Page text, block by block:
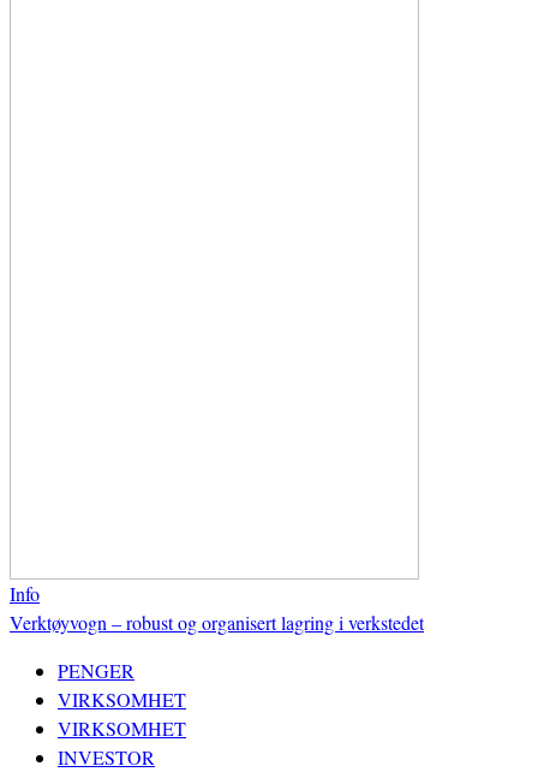
Info
Verktøyvogn – robust og organisert lagring i verkstedet
PENGER
VIRKSOMHET
VIRKSOMHET
INVESTOR